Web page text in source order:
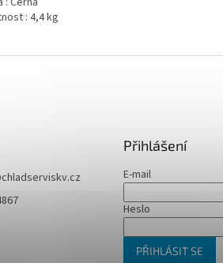
: 4,4 kg
chladserviskv.cz
Přihlášení
E-mail
Heslo
PŘIHLÁSIT SE